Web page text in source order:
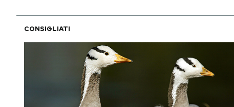
CALENDARIO
AREA PERSONALE
Area Personale
Newsletter
Notifiche mobile
CONSIGLIATI